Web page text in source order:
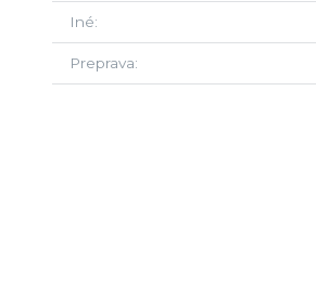
Iné
Preprava